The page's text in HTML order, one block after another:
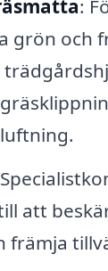
:
grön och
att
främja